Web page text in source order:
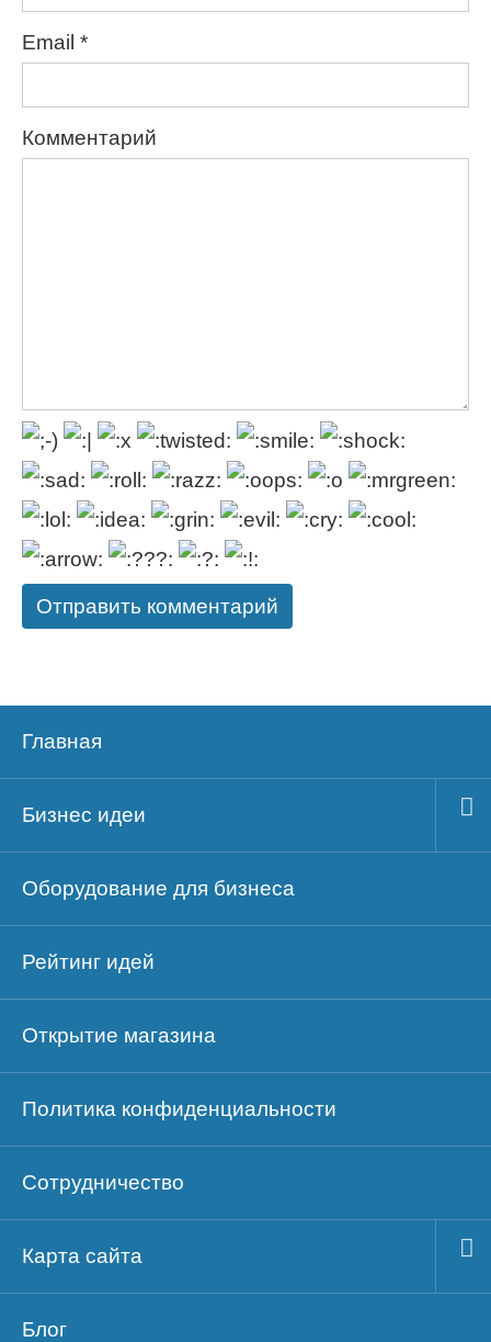
Email *
Комментарий
Главная
Бизнес идеи
Оборудование для бизнеса
Рейтинг идей
Открытие магазина
Политика конфиденциальности
Сотрудничество
Карта сайта
Блог